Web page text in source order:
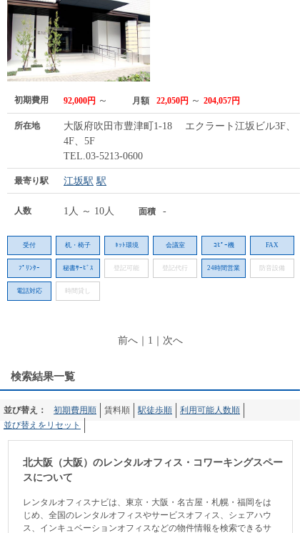
初期費用 92,000円 ～ 月額 22,050円 ～ 204,057円
所在地
大阪府吹田市豊津町1-18 エクラート江坂ビル3F、
4F、5F
TEL.03-5213-0600
最寄り駅 江坂駅 駅
人数 1人 ～ 10人 面積 -
受付 机・椅子 ﾈｯﾄ環境 会議室 ｺﾋﾟｰ機 FAX
ﾌﾟﾘﾝﾀｰ 秘書ｻｰﾋﾞｽ 登記可能 登記代行 24時間営業 防音設備
電話対応 時間貸し
前へ｜ 1 次へ
検索結果一覧
並び替え： 初期費用順 賃料順 駅徒歩順
利用可能人数順
並び替えをリセット
北大阪（大阪）のレンタルオフィス・コワーキングスペー
スについて
レンタルオフィスナビは、東京・大阪・名古屋・札幌・福岡をは
じめ、全国のレンタルオフィスやサービスオフィス、シェアハウ
ス、インキュベーションオフィスなどの物件情報を検索できるサ